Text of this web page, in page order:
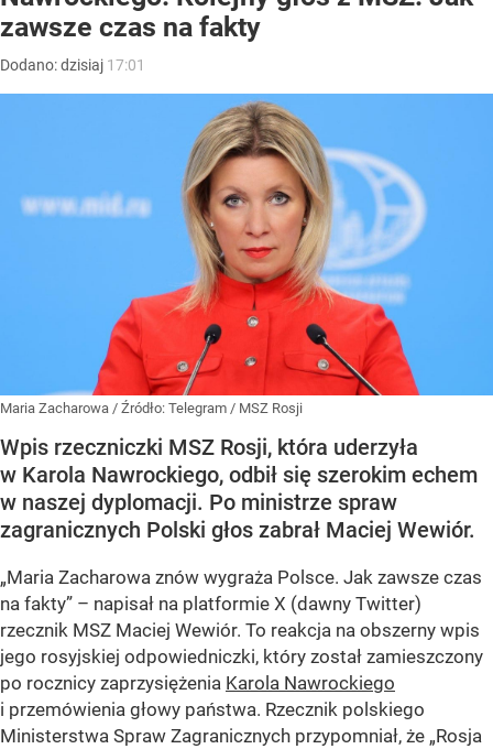
zawsze czas na fakty
Dodano:dzisiaj 17:01
Maria Zacharowa / Źródło: Telegram / MSZ Rosji
Wpis rzeczniczki MSZ Rosji, która uderzyła
w Karola Nawrockiego, odbił się szerokim echem
w naszej dyplomacji. Po ministrze spraw
zagranicznych Polski głos zabrał Maciej Wewiór.
„Maria Zacharowa znów wygraża Polsce. Jak zawsze czas
na fakty” – napisał na platformie X (dawny Twitter)
rzecznik MSZ Maciej Wewiór. To reakcja na obszerny wpis
jego rosyjskiej odpowiedniczki, który został zamieszczony
po rocznicy zaprzysiężenia Karola Nawrockiego
i przemówienia głowy państwa. Rzecznik polskiego
Ministerstwa Spraw Zagranicznych przypomniał, że „Rosja